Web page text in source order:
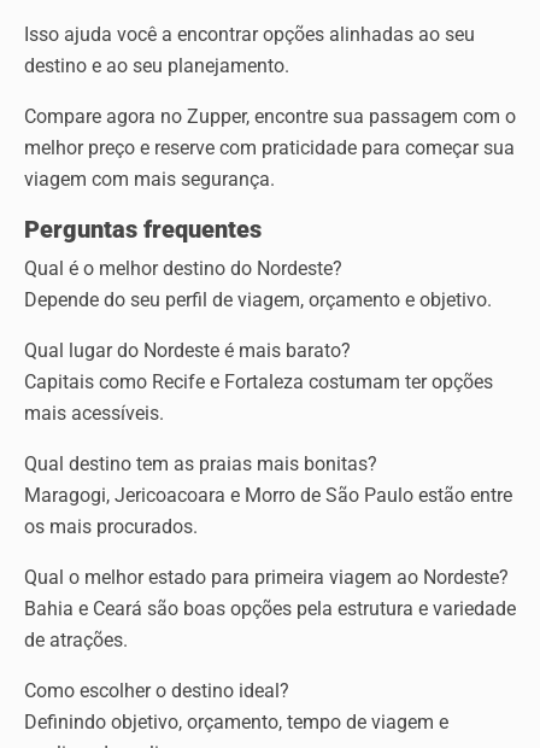
Isso ajuda você a encontrar opções alinhadas ao seu
destino e ao seu planejamento.
Compare agora no Zupper, encontre sua passagem com o
melhor preço e reserve com praticidade para começar sua
viagem com mais segurança.
Perguntas frequentes
Qual é o melhor destino do Nordeste?
Depende do seu perfil de viagem, orçamento e objetivo.
Qual lugar do Nordeste é mais barato?
Capitais como Recife e Fortaleza costumam ter opções
mais acessíveis.
Qual destino tem as praias mais bonitas?
Maragogi, Jericoacoara e Morro de São Paulo estão entre
os mais procurados.
Qual o melhor estado para primeira viagem ao Nordeste?
Bahia e Ceará são boas opções pela estrutura e variedade
de atrações.
Como escolher o destino ideal?
Definindo objetivo, orçamento, tempo de viagem e